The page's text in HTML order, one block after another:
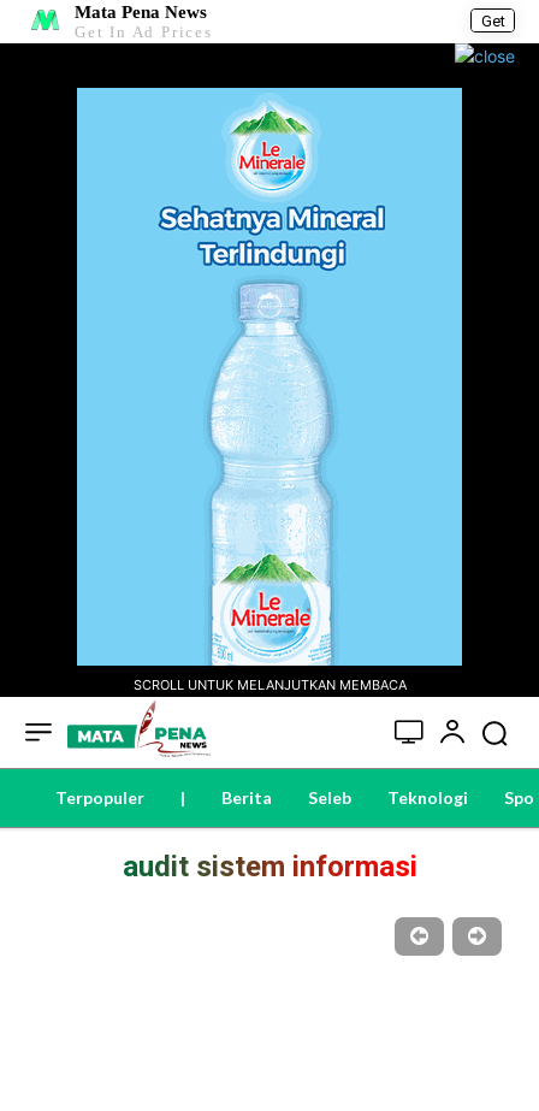
Get
Mata Pena News
Get In Ad Prices
SCROLL UNTUK MELANJUTKAN MEMBACA
Terpopuler | Berita Seleb Teknologi
audit sistem informasi